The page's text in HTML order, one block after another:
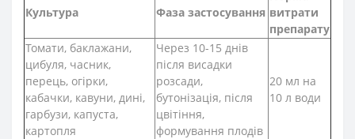
Культура Фаза застосування витрати
препарату
Томати, баклажани,
цибуля, часник,
перець, огірки,
кабачки, кавуни, дині,
гарбузи, капуста,
картопля
Через 10-15 днів
після висадки
розсади,
бутонізація, після
цвітіння,
формування плодів
20 мл на
10 л води